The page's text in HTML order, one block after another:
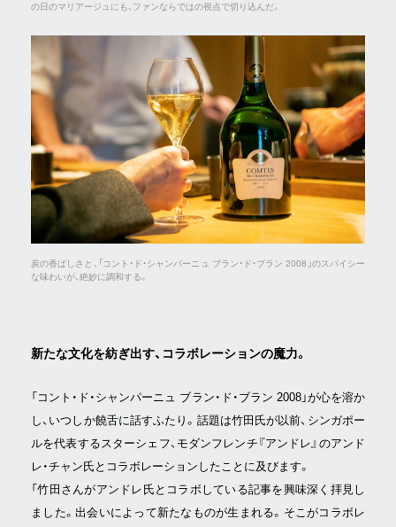
の日のマリアージュにも、ファンならではの視点で切り込んだ。
炭の香ばしさと、「コント・ド・シャンパーニュ ブラン・ド・ブラン 2008」のスパイシー
な味わいが、絶妙に調和する。
新たな文化を紡ぎ出す、コラボレーションの魔力。
「コント・ド・シャンパーニュ ブラン・ド・ブラン 2008」が心を溶か
し、いつしか饒舌に話すふたり。話題は竹田氏が以前、シンガポー
ルを代表するスターシェフ、モダンフレンチ『アンドレ』のアンド
レ・チャン氏とコラボレーションしたことに及びます。
「竹田さんがアンドレ氏とコラボしている記事を興味深く拝見し
ました。出会いによって新たなものが生まれる。そこがコラボレ